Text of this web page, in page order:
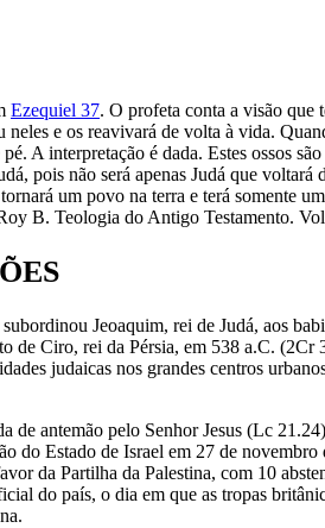
Ezequiel 37. O profeta conta a visão que
e os reavivará de volta à vida.
A interpretação é dada. Estes ossos
pois não será apenas Judá que
um povo na terra e terá somente
B. Teologia do Antigo Testamento.
Jeoaquim, rei de Judá, aos
Ciro, rei da Pérsia, em 538 a.C.
judaicas nos grandes centros
antemão pelo Senhor Jesus (Lc
do Estado de Israel em 27 de novembro
da Partilha da Palestina, com 10
do país, o dia em que as tropas